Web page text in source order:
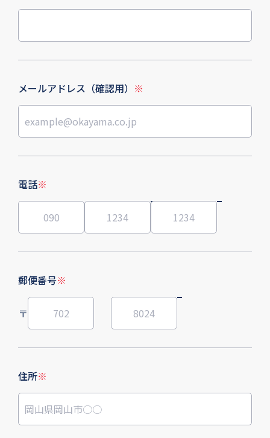
メールアドレス（確認用） ※
電話※
郵便番号※
〒
住所※